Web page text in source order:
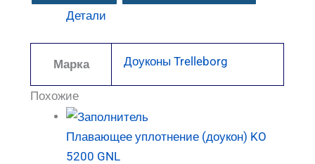
Детали
Марка Доуконы Trelleborg
Похожие
Плавающее уплотнение (доукон) KO
5200 GNL